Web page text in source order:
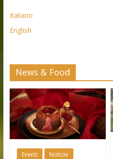
Italiano
English
News & Food
Eventi Notizie